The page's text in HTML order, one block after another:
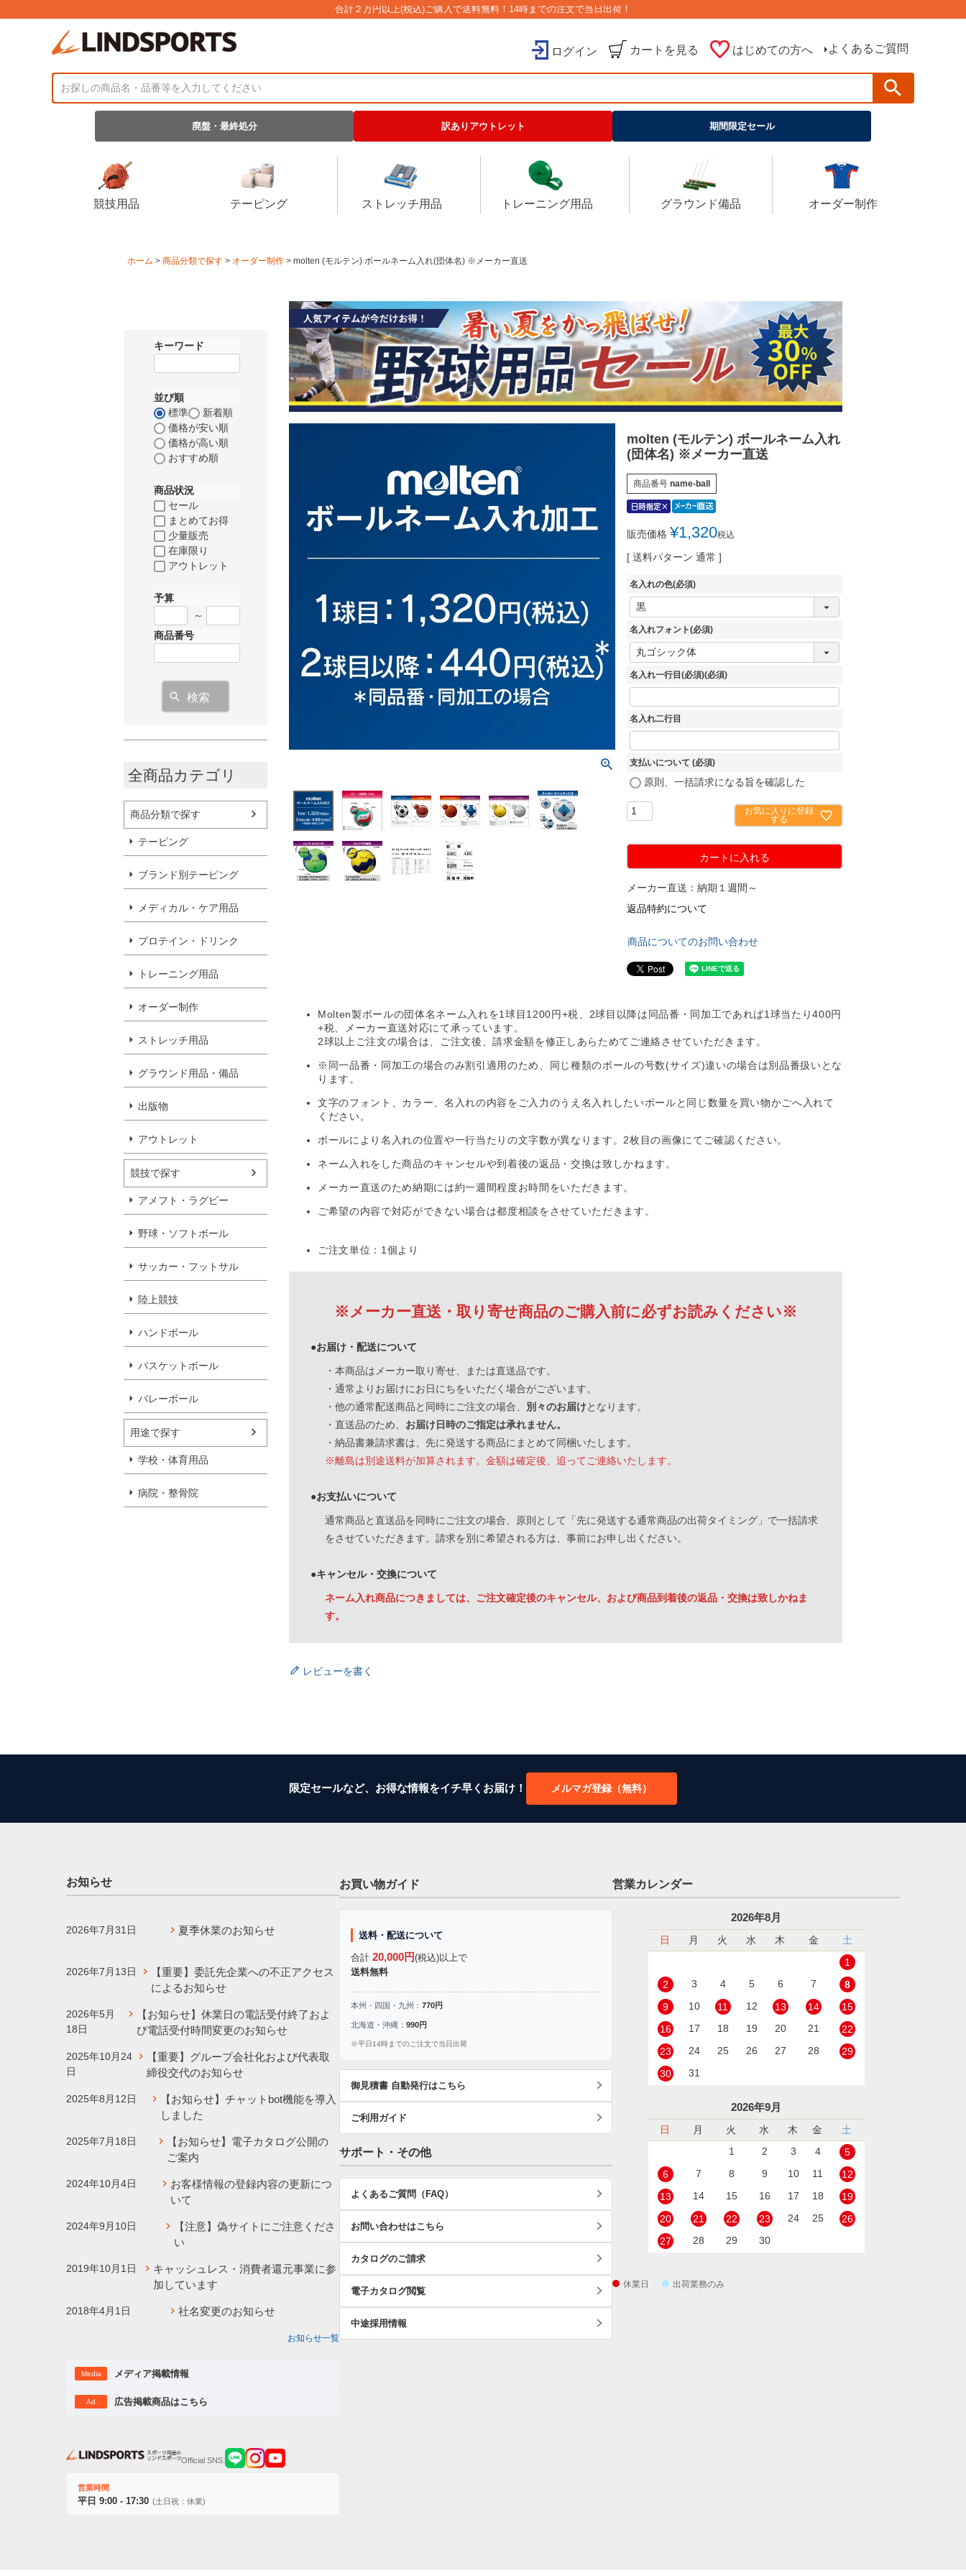
合計２万円以上(税込)ご購入で送料無料！14時までの注文で当日出荷！
ログイン カートを見る はじめての方へ よくあるご質問
廃盤・最終処分 訳ありアウトレット 期間限定セール
競技用品 テーピング ストレッチ用品 トレーニング用品 グラウンド備品 オーダー制作
ホーム 商品分類で探す オーダー制作 molten (モルテン) ボールネーム入れ(団体名) ※メーカー直送
キーワード
並び順
標準
新着順
価格が安い順
価格が高い順
おすすめ順
商品状況
セール
まとめてお得
少量販売
在庫限り
アウトレット
予算
～
商品番号
検索
全商品カテゴリ
商品分類で探す
テーピング
ブランド別テーピング
メディカル・ケア用品
プロテイン・ドリンク
トレーニング用品
オーダー制作
ストレッチ用品
グラウンド用品・備品
出版物
アウトレット
競技で探す
アメフト・ラグビー
野球・ソフトボール
サッカー・フットサル
陸上競技
ハンドボール
バスケットボール
バレーボール
用途で探す
学校・体育用品
病院・整骨院
molten (モルテン) ボールネーム入れ
(団体名) ※メーカー直送
商品番号 name-ball
販売価格 ¥1,320税込
送料パターン 通常
名入れの色(必須)
名入れフォント(必須)
名入れ一行目(必須)(必須)
名入れ二行目
支払いについて (必須)
原則、一括請求になる旨を確認した
お気に入りに登録
する
カートに入れる
メーカー直送：納期１週間～
返品特約について
商品についてのお問い合わせ
Molten製ボールの団体名ネーム入れを1球目1200円+税、2球目以降は同品番・同加工であれば1球当たり400円
+税、メーカー直送対応にて承っています。
2球以上ご注文の場合は、ご注文後、請求金額を修正しあらためてご連絡させていただきます。
※同一品番・同加工の場合のみ割引適用のため、同じ種類のボールの号数(サイズ)違いの場合は別品番扱いとな
ります。
文字のフォント、カラー、名入れの内容をご入力のうえ名入れしたいボールと同じ数量を買い物かごへ入れて
ください。
ボールにより名入れの位置や一行当たりの文字数が異なります。2枚目の画像にてご確認ください。
ネーム入れをした商品のキャンセルや到着後の返品・交換は致しかねます。
メーカー直送のため納期には約一週間程度お時間をいただきます。
ご希望の内容で対応ができない場合は都度相談をさせていただきます。
ご注文単位：1個より
※メーカー直送・取り寄せ商品のご購入前に必ずお読みください※
●お届け・配送について
・本商品はメーカー取り寄せ、または直送品です。
・通常よりお届けにお日にちをいただく場合がございます。
・他の通常配送商品と同時にご注文の場合、 別々のお届けとなります。
・直送品のため、 お届け日時のご指定は承れません。
・納品書兼請求書は、先に発送する商品にまとめて同梱いたします。
※離島は別途送料が加算されます。金額は確定後、追ってご連絡いたします。
●お支払いについて
通常商品と直送品を同時にご注文の場合、原則として「先に発送する通常商品の出荷タイミング」で一括請求
をさせていただきます。請求を別に希望される方は、事前にお申し出ください。
●キャンセル・交換について
ネーム入れ商品につきましては、ご注文確定後のキャンセル、および商品到着後の返品・交換は致しかねま
す。
レビューを書く
限定セールなど、お得な情報をイチ早くお届け！ メルマガ登録（無料）
お知らせ
2026年7月31日 夏季休業のお知らせ
2026年7月13日
【重要】委託先企業への不正アクセス
によるお知らせ
2026年5月
18日
【お知らせ】休業日の電話受付終了およ
び電話受付時間変更のお知らせ
2025年10月24
日
【重要】グループ会社化および代表取
締役交代のお知らせ
2025年8月12日
【お知らせ】チャットbot機能を導入
しました
2025年7月18日
【お知らせ】電子カタログ公開の
ご案内
2024年10月4日
お客様情報の登録内容の更新につ
いて
2024年9月10日
【注意】偽サイトにご注意くださ
い
2019年10月1日
キャッシュレス・消費者還元事業に参
加しています
2018年4月1日 社名変更のお知らせ
お知らせ一覧
Media メディア掲載情報
Ad 広告掲載商品はこちら
Official SNS:
営業時間
平日 9:00 - 17:30 (土日祝：休業)
お買い物ガイド
送料・配送について
合計 20,000円(税込)以上で
送料無料
本州・四国・九州： 770円
北海道・沖縄： 990円
※平日14時までのご注文で当日出荷
御見積書 自動発行はこちら
ご利用ガイド
サポート・その他
よくあるご質問（FAQ）
お問い合わせはこちら
カタログのご請求
電子カタログ閲覧
中途採用情報
営業カレンダー
2026年8月
日 月 火 水 木 金
土
1
2
3 4 5 6 7
8
9
10 11 12 13 14
15
16
17 18 19 20 21
22
23
24 25 26 27 28
29
30
31
2026年9月
日 月 火 水 木 金
土
1
2 3 4
5
6
7 8 9 10 11
12
13
14 15 16 17 18
19
20
21 22 23 24 25
26
27
28 29 30
休業日 出荷業務のみ